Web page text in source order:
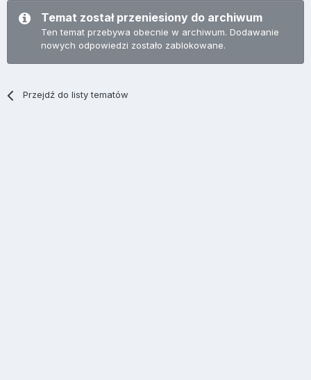
Temat został przeniesiony do archiwum
Ten temat przebywa obecnie w archiwum. Dodawanie
nowych odpowiedzi zostało zablokowane.
Przejdź do listy tematów